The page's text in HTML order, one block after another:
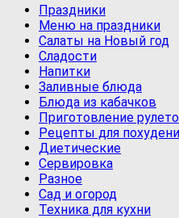
Праздники
Меню на праздники
Салаты на Новый год
Сладости
Напитки
Заливные блюда
Блюда из кабачков
Приготовление
Рецепты для
Диетические
Сервировка
Разное
Сад и огород
Техника для кухни